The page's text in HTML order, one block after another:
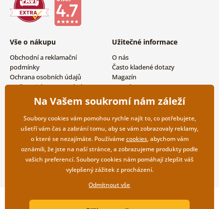
Vše o nákupu
Obchodní a reklamační
podmínky
Ochrana osobních údajů
Možnosti dopravy a platby
Vrácení zboží
Užitečné informace
O nás
Často kladené dotazy
Magazín
Kontakty
Velkoobchodní spolupráce
Copyright ©2019 © Dovido.cz.
Na Vašem soukromí nám záleží
Soubory cookies vám pomohou rychle najít to, co potřebujete,
ušetří vám čas a zabrání tomu, aby se vám zobrazovaly reklamy,
o které se nezajímáte. Používámecookies, abychom vám
oznámili, že jste na naší stránce, a zobrazujeme produkty podle
vašich preferencí. Soubory cookies nám pomáhají zlepšit váš
vylepšený zážitek z procházení.
Odmítnout vše